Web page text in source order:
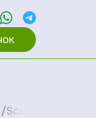
Scale, Lenscale